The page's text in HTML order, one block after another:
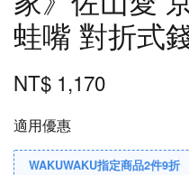
蛙嘴 對折式
NT$ 1,170
適用優惠
WAKUWAKU指定商品2件9折